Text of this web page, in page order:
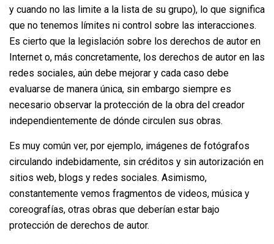
y cuando no las limite a la lista de su grupo), lo que significa
que no tenemos límites ni control sobre las interacciones.
Es cierto que la legislación sobre los derechos de autor en
Internet o, más concretamente, los derechos de autor en las
redes sociales, aún debe mejorar y cada caso debe
evaluarse de manera única, sin embargo siempre es
necesario observar la protección de la obra del creador
independientemente de dónde circulen sus obras.
Es muy común ver, por ejemplo, imágenes de fotógrafos
circulando indebidamente, sin créditos y sin autorización en
sitios web, blogs y redes sociales. Asimismo,
constantemente vemos fragmentos de videos, música y
coreografías, otras obras que deberían estar bajo
protección de derechos de autor.